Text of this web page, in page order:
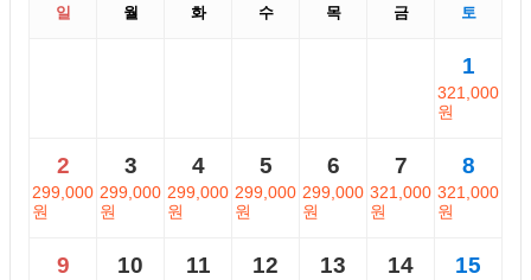
일 월 화 수 목 금 토
1
321,000
원
2
299,000
원
3
299,000
원
4
299,000
원
5
299,000
원
6
299,000
원
7
321,000
원
8
321,000
원
9 10 11 12 13 14 15